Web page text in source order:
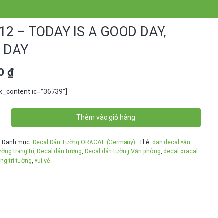
– TODAY IS A GOOD DAY,
DAY
₫
id=”36739″]
Thêm vào giỏ hàng
Danh mục:Decal Dán Tường ORACAL (Germany) Thẻ: dan decal văn
trang trí,Decal dán tường,Decal dán tường Văn phòng,decal oracal
trí tường,vui vẻ